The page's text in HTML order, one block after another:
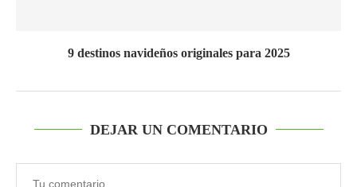
9 destinos navideños originales para 2025
DEJAR UN COMENTARIO